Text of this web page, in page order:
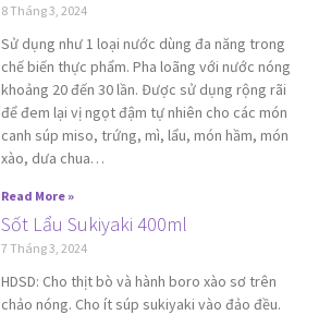
8 Tháng 3, 2024
Sử dụng như 1 loại nước dùng đa năng trong
chế biến thực phẩm. Pha loãng với nước nóng
khoảng 20 đến 30 lần. Được sử dụng rộng rãi
để đem lại vị ngọt đậm tự nhiên cho các món
canh súp miso, trứng, mì, lẩu, món hầm, món
xào, dưa chua…
Read More »
Sốt Lẩu Sukiyaki 400ml
7 Tháng 3, 2024
HDSD: Cho thịt bò và hành boro xào sơ trên
chảo nóng. Cho ít súp sukiyaki vào đảo đều.